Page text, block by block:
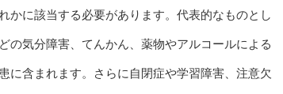
かに該当する必要があります。代表的なものとし
の気分障害、てんかん、薬物やアルコールによる
に含まれます。さらに自閉症や学習障害、注意欠